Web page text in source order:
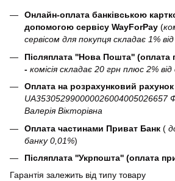
Онлайн-оплата банківською
допомогою сервісу WayForPay (
сервісом для покупця складає 1%
Післяплата ''Нова Пошта'' (оплата
- комісія складає 20 грн плюс 2%
Оплата на розрахунковий рахунок
UA353052990000026004005026657
Валерія Вікторівна
Оплата частинами Приват Банк (
банку 0,01%)
Післяплата ''Укрпошта'' (оплата
Гарантія залежить від типу товару